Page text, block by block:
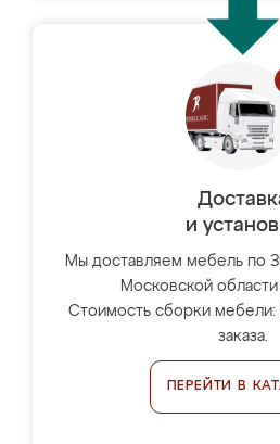
и
Мы доставляем мебель по
Московской
Стоимость сборки мебели:
заказа.
ПЕРЕЙТИ В